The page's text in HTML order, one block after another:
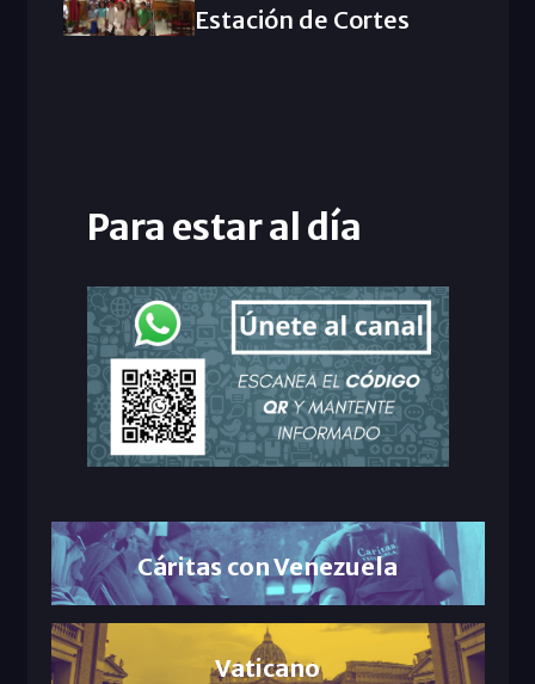
Estación de Cortes
Para estar al día
Cáritas con Venezuela
Vaticano